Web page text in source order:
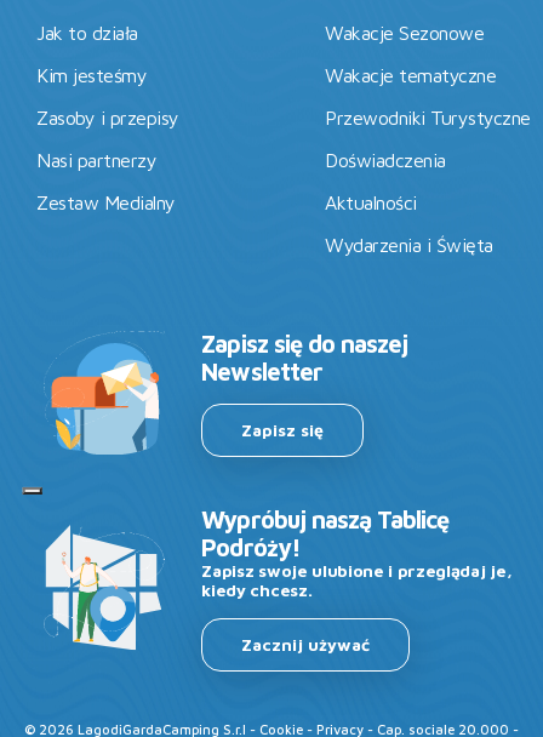
Jak to działa
Kim jesteśmy
Zasoby i przepisy
Nasi partnerzy
Zestaw Medialny
Wakacje Sezonowe
Wakacje tematyczne
Przewodniki Turystyczne
Doświadczenia
Aktualności
Wydarzenia i Święta
Zapisz się do naszej
Newsletter
Zapisz się
Wypróbuj naszą Tablicę
Podróży!
Zapisz swoje ulubione i przeglądaj je,
kiedy chcesz.
Zacznij używać
© 2026 LagodiGardaCamping S.r.l - Cookie - Privacy - Cap. sociale 20.000 -